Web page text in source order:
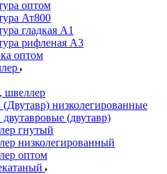
оптом
Ат800
гладкая А1
рифленая А3
оптом
швеллер
(Двутавр) низколегированные
(двутавр)
гнутый
низколегированный
оптом